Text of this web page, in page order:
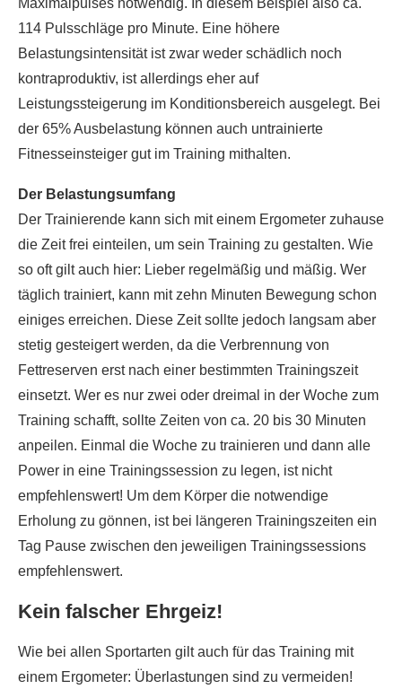
Maximalpulses notwendig. In diesem Beispiel also ca.
114 Pulsschläge pro Minute. Eine höhere
Belastungsintensität ist zwar weder schädlich noch
kontraproduktiv, ist allerdings eher auf
Leistungssteigerung im Konditionsbereich ausgelegt. Bei
der 65% Ausbelastung können auch untrainierte
Fitnesseinsteiger gut im Training mithalten.
Der Belastungsumfang
Der Trainierende kann sich mit einem Ergometer zuhause
die Zeit frei einteilen, um sein Training zu gestalten. Wie
so oft gilt auch hier: Lieber regelmäßig und mäßig. Wer
täglich trainiert, kann mit zehn Minuten Bewegung schon
einiges erreichen. Diese Zeit sollte jedoch langsam aber
stetig gesteigert werden, da die Verbrennung von
Fettreserven erst nach einer bestimmten Trainingszeit
einsetzt. Wer es nur zwei oder dreimal in der Woche zum
Training schafft, sollte Zeiten von ca. 20 bis 30 Minuten
anpeilen. Einmal die Woche zu trainieren und dann alle
Power in eine Trainingssession zu legen, ist nicht
empfehlenswert! Um dem Körper die notwendige
Erholung zu gönnen, ist bei längeren Trainingszeiten ein
Tag Pause zwischen den jeweiligen Trainingssessions
empfehlenswert.
Kein falscher Ehrgeiz!
Wie bei allen Sportarten gilt auch für das Training mit
einem Ergometer: Überlastungen sind zu vermeiden!